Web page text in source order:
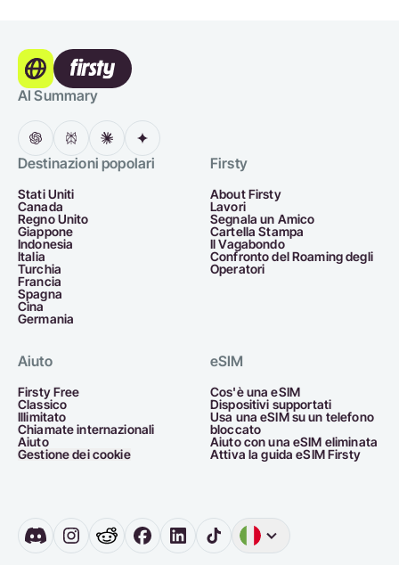
AI Summary
Destinazioni popolari
Stati Uniti
Canada
Regno Unito
Giappone
Indonesia
Italia
Turchia
Francia
Spagna
Cina
Germania
Firsty
About Firsty
Lavori
Segnala un Amico
Cartella Stampa
Il Vagabondo
Confronto del Roaming degli
Operatori
Aiuto
Firsty Free
Classico
Illimitato
Chiamate internazionali
Aiuto
Gestione dei cookie
eSIM
Cos'è una eSIM
Dispositivi supportati
Usa una eSIM su un telefono
bloccato
Aiuto con una eSIM eliminata
Attiva la guida eSIM Firsty